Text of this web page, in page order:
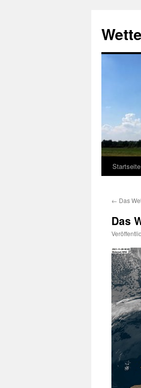
springen
Startseite
← Das
Das